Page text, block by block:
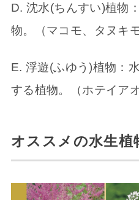
D. 沈水(ちんすい)植物
物。（マコモ、タヌキ
E. 浮遊(ふゆう)植物：
する植物。（ホテイア
オススメの水生植